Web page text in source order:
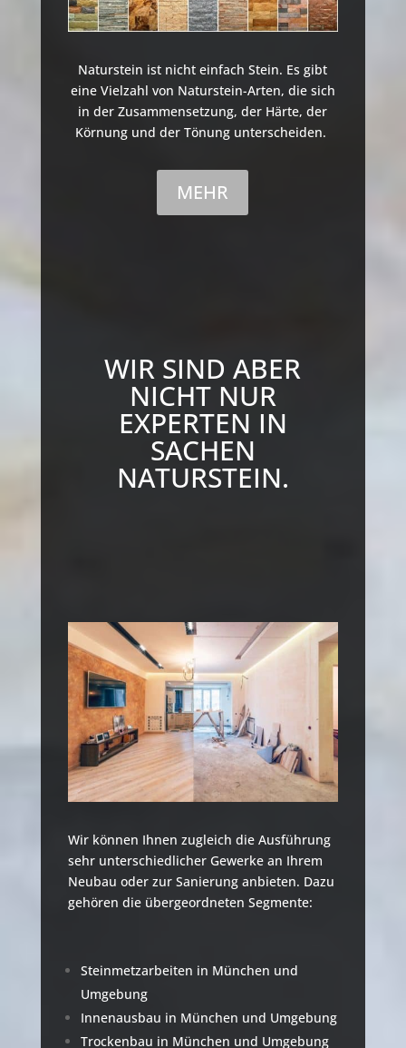
Naturstein ist nicht einfach Stein. Es gibt
eine Vielzahl von Naturstein-Arten, die sich
in der Zusammensetzung, der Härte, der
Körnung und der Tönung unterscheiden.
MEHR
WIR SIND ABER
NICHT NUR
EXPERTEN IN
SACHEN
NATURSTEIN.
Wir können Ihnen zugleich die Ausführung
sehr unterschiedlicher Gewerke an Ihrem
Neubau oder zur Sanierung anbieten. Dazu
gehören die übergeordneten Segmente:
Steinmetzarbeiten in München und
Umgebung
Innenausbau in München und Umgebung
Trockenbau in München und Umgebung